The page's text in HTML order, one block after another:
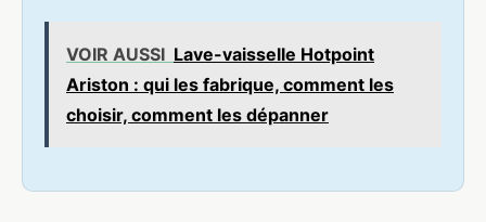
VOIR AUSSI Lave-vaisselle Hotpoint
Ariston : qui les fabrique, comment les
choisir, comment les dépanner